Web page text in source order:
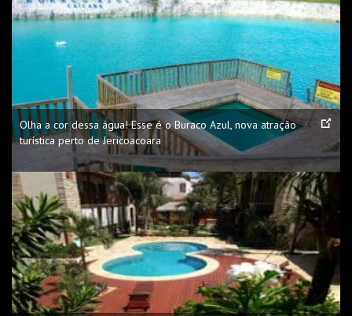
Olha a cor dessa água! Esse é o Buraco Azul, nova atração
turística perto de Jericoacoara